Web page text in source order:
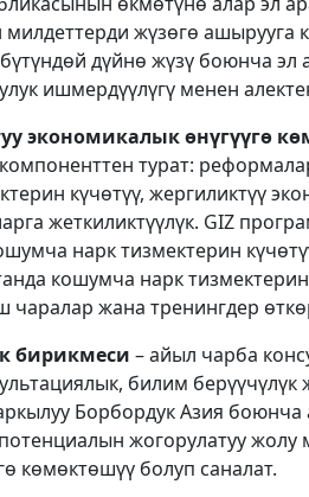
жүзөгө ашырууга
дүйнө жүзү боюнча эл
ишмердүүлүгү менен
экономикалык өнүгүүгө
турат:
күчөтүү, жергиликтүү
жеткиликтүүлүк. GIZ
нарк тизмектерин
кошумча нарк
жана тренингдер
бирикмеси – айыл чарба
билим
Борбордук Азия боюнча
жогорулатуу жолу
көмөктөшүү болуп саналат.